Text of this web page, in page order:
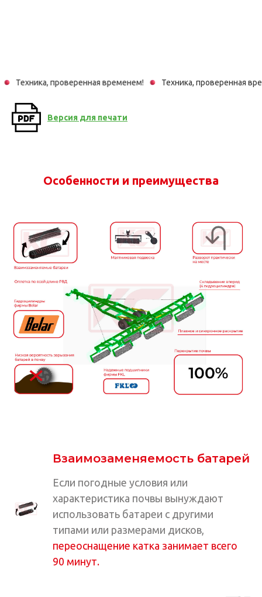
временем! Техника, проверенная временем!
Версия для печати
Особенности и преимущества
Взаимозаменяемость батарей
Если погодные условия или
характеристика почвы вынуждают
использовать батареи с другими
типами или размерами дисков,
переоснащение катка занимает всего
90 минут.